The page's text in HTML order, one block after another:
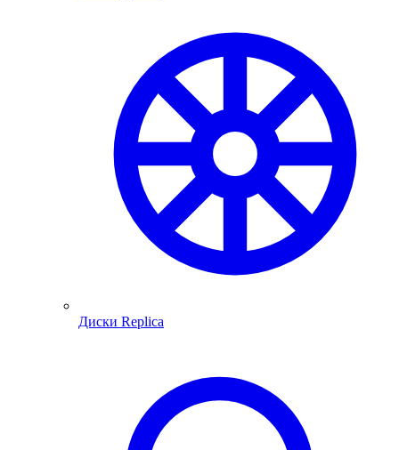
Диски Replica